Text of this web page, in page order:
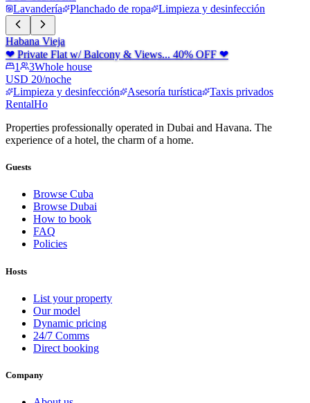
Lavandería
Planchado de ropa Limpieza y desinfección
Habana Vieja
❤ Private Flat w/ Balcony & Views... 40% OFF ❤
1
3Whole house
USD 20/noche
Limpieza y desinfección
Asesoría turística
Taxis privados
RentalHo
Properties professionally operated in Dubai and Havana. The
experience of a hotel, the charm of a home.
Guests
Browse Cuba
Browse Dubai
How to book
FAQ
Policies
Hosts
List your property
Our model
Dynamic pricing
24/7 Comms
Direct booking
Company